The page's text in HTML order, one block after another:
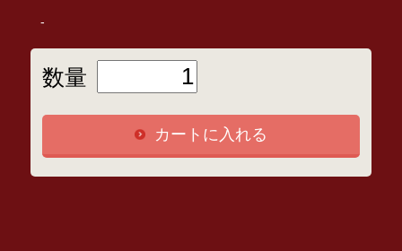
-
数量
カートに入れる